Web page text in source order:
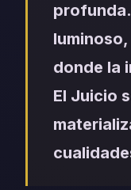
donde la
El Juicio